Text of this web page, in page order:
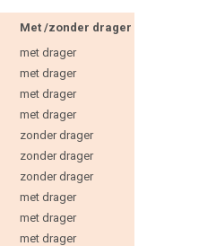
Met /zonder drager
met drager
met drager
met drager
met drager
zonder drager
zonder drager
zonder drager
met drager
met drager
met drager